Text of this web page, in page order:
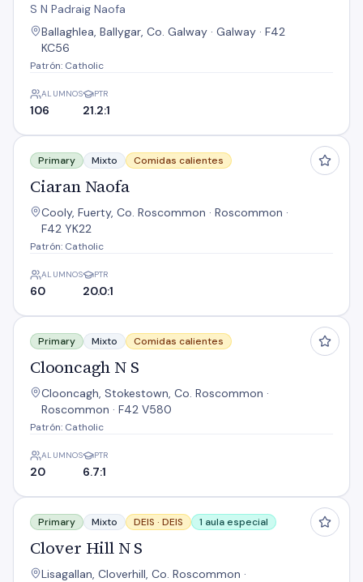
S N Padraig Naofa
Ballaghlea, Ballygar, Co. Galway · Galway · F42
KC56
Patrón: Catholic
ALUMNOS
106
PTR
21.2:1
Ciaran Naofa
Primary Mixto Comidas calientes
Ciaran Naofa
Cooly, Fuerty, Co. Roscommon · Roscommon ·
F42 YK22
Patrón: Catholic
ALUMNOS
60
PTR
20.0:1
Clooncagh N S
Primary Mixto Comidas calientes
Clooncagh N S
Clooncagh, Stokestown, Co. Roscommon ·
Roscommon · F42 V580
Patrón: Catholic
ALUMNOS
20
PTR
6.7:1
Clover Hill N S
Primary Mixto DEIS · DEIS 1 aula especial
Clover Hill N S
Lisagallan, Cloverhill, Co. Roscommon ·